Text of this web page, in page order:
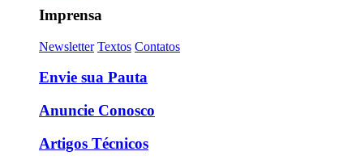
Imprensa
Newsletter Textos Contatos
Envie sua Pauta
Anuncie Conosco
Artigos Técnicos